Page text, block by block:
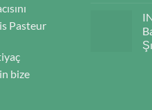
Pasteur
bize